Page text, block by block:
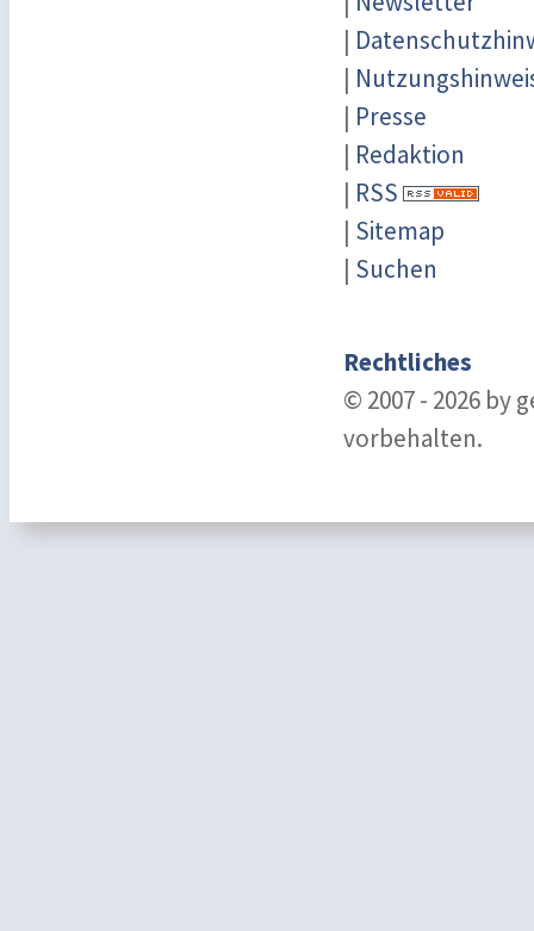
|
|
| Presse
| Redaktion
| RSS
| Sitemap
| Suchen
Rechtliches
© 2007 - 2026 by
vorbehalten.